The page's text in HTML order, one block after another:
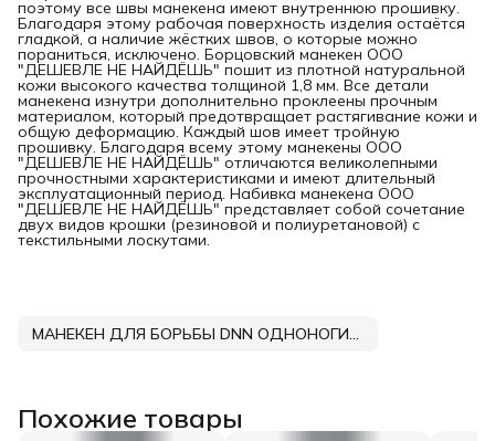
поэтому все швы манекена имеют внутреннюю прошивку.
Благодаря этому рабочая поверхность изделия остаётся
гладкой, а наличие жёстких швов, о которые можно
пораниться, исключено. Борцовский манекен ООО
"ДЕШЕВЛЕ НЕ НАЙДЁШЬ" пошит из плотной натуральной
кожи высокого качества толщиной 1,8 мм. Все детали
манекена изнутри дополнительно проклеены прочным
материалом, который предотвращает растягивание кожи и
общую деформацию. Каждый шов имеет тройную
прошивку. Благодаря всему этому манекены ООО
"ДЕШЕВЛЕ НЕ НАЙДЁШЬ" отличаются великолепными
прочностными характеристиками и имеют длительный
эксплуатационный период. Набивка манекена ООО
"ДЕШЕВЛЕ НЕ НАЙДЁШЬ" представляет собой сочетание
двух видов крошки (резиновой и полиуретановой) с
текстильными лоскутами.
МАНЕКЕН ДЛЯ БОРЬБЫ DNN ОДНОНОГИЙ КОЖА
Похожие товары